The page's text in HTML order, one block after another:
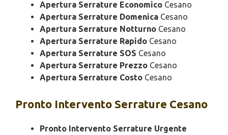
Apertura Serrature Economico Cesano
Apertura Serrature Domenica Cesano
Apertura Serrature Notturno Cesano
Apertura Serrature Rapido Cesano
Apertura Serrature SOS Cesano
Apertura Serrature Prezzo Cesano
Apertura Serrature Costo Cesano
Pronto Intervento Serrature Cesano
Pronto Intervento Serrature Urgente